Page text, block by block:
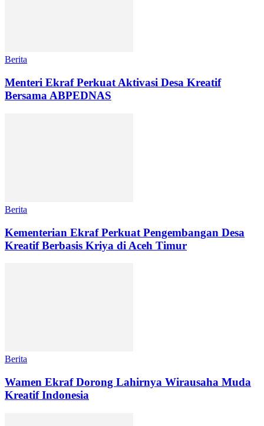
Berita
Menteri Ekraf Perkuat Aktivasi Desa Kreatif
Bersama ABPEDNAS
Berita
Kementerian Ekraf Perkuat Pengembangan Desa
Kreatif Berbasis Kriya di Aceh Timur
Berita
Wamen Ekraf Dorong Lahirnya Wirausaha Muda
Kreatif Indonesia